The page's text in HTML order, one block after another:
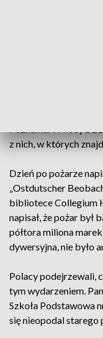
z nich, w których
Dzień po pożarze
„Ostdutscher
bibliotece Collegium
napisał, że pożar był
półtora miliona
dywersyjna, nie było
Polacy podejrzewali,
tym wydarzeniem.
Szkoła Podstawowa
się nieopodal starego